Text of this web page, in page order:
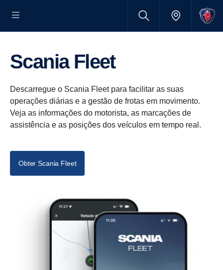
Scania Fleet
Descarregue o Scania Fleet para facilitar as suas
operações diárias e a gestão de frotas em movimento.
Veja as informações do motorista, as marcações de
assistência e as posições dos veículos em tempo real.
Obter Scania Fleet